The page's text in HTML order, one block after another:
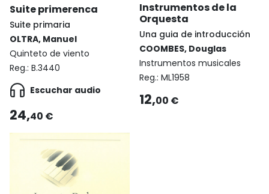
Suite primerenca
Suite primaria
OLTRA, Manuel
Quinteto de viento
Reg.: B.3440
Escuchar audio
24,40 €
Instrumentos de la
Orquesta
Una guia de introducción
COOMBES, Douglas
Instrumentos musicales
Reg.: ML1958
12,00 €